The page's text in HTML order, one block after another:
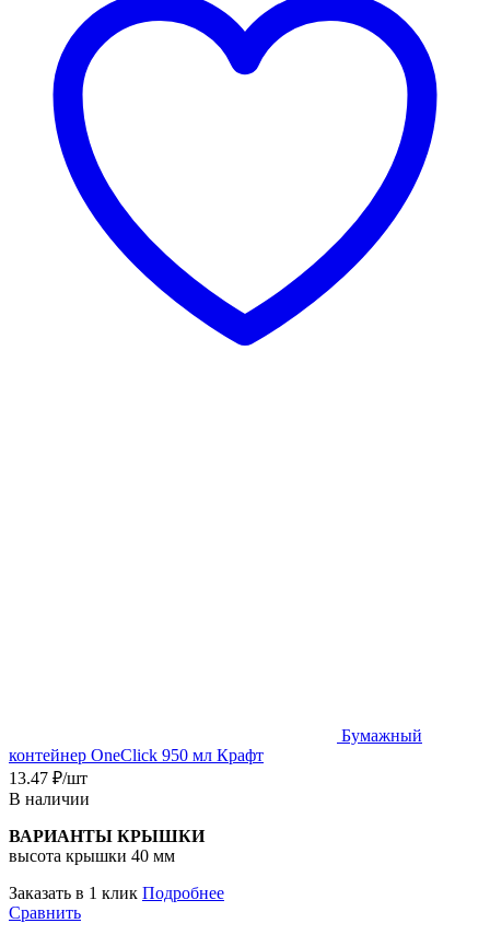
Бумажный
контейнер OneClick 950 мл Крафт
13.47 ₽/шт
В наличии
ВАРИАНТЫ КРЫШКИ
высота крышки 40 мм
Заказать в 1 клик Подробнее
Сравнить